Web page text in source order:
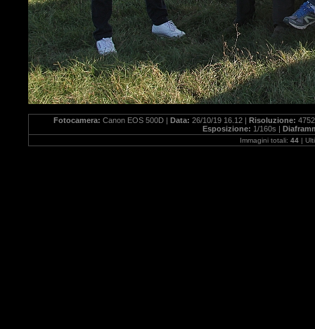
Fotocamera: Canon EOS 500D | Data: 26/10/19 16.12 | Risoluzione:
Esposizione: 1/160s |
Immagini totali: 44 |